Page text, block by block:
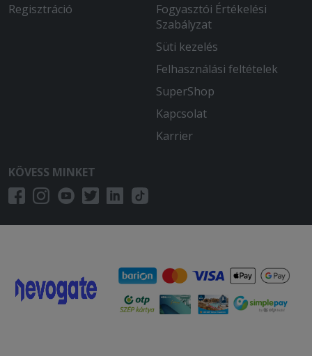
Regisztráció
Fogyasztói Értékelési
Szabályzat
Süti kezelés
Felhasználási feltételek
SuperShop
Kapcsolat
Karrier
KÖVESS MINKET